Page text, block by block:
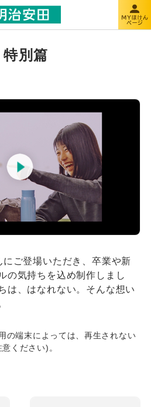
特別篇
ご登場いただき、卒業や新
の気持ちを込め制作しまし
は、はなれない。そんな想い
の端末によっては、再生されない
ください)。